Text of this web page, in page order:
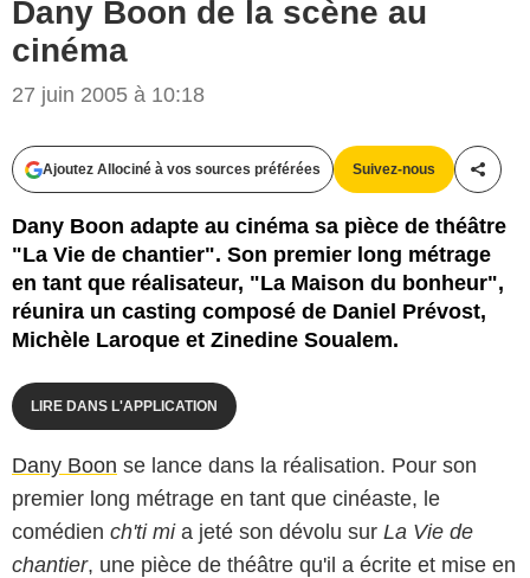
Dany Boon de la scène au
cinéma
27 juin 2005 à 10:18
Ajoutez Allociné à vos sources préférées Suivez-nous
Dany Boon adapte au cinéma sa pièce de théâtre
"La Vie de chantier". Son premier long métrage
en tant que réalisateur, "La Maison du bonheur",
réunira un casting composé de Daniel Prévost,
Michèle Laroque et Zinedine Soualem.
LIRE DANS L'APPLICATION
Dany Boon se lance dans la réalisation. Pour son
premier long métrage en tant que cinéaste, le
comédien ch'ti mia jeté son dévolu sur La Vie de
chantier, une pièce de théâtre qu'il a écrite et mise en